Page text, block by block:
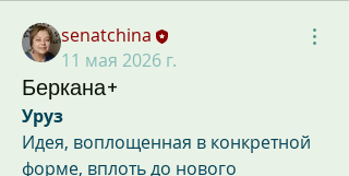
senatchina
11 мая 2026 г.
Беркана+
Уруз
Идея, воплощенная в конкретной
форме, вплоть до нового